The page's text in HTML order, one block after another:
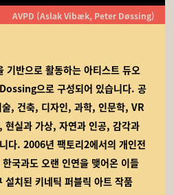
AVPD (Aslak Vibæk, Peter Døssing)
기반으로 활동하는 아티스트 듀오
으로 구성되어 있습니다. 공
, 건축, 디자인, 과학, 인문학, VR
현실과 가상, 자연과 인공, 감각과
다. 2006년 팩토리2에서의 개인전
과도 오랜 인연을 맺어온 이들
치된 키네틱 퍼블릭 아트 작품